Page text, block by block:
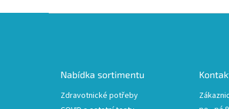
Nabídka sortimentu
Zdravotnické potřeby